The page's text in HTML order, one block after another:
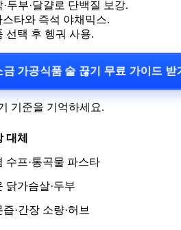
두부·달걀로 단백질 보강.
타와 즉석 야채믹스.
선택 후 헹궈 사용.
금 가공식품 술 끊기 무료 가이드
기준을 기억하세요.
대체
수프·통곡물 파스타
닭가슴살·두부
즙·간장 소량·허브